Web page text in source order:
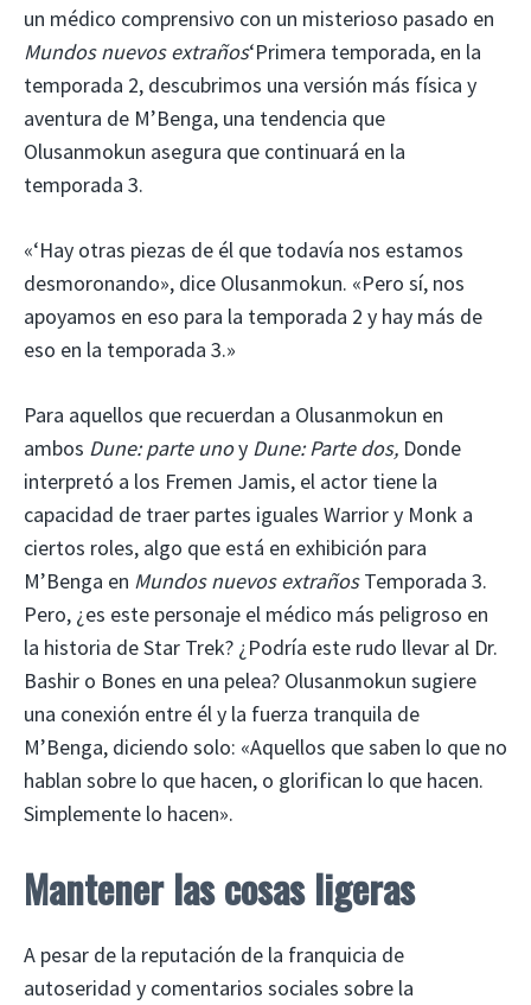
un médico comprensivo con un misterioso pasado en
Mundos nuevos extraños‘Primera temporada, en la
temporada 2, descubrimos una versión más física y
aventura de M’Benga, una tendencia que
Olusanmokun asegura que continuará en la
temporada 3.
«‘Hay otras piezas de él que todavía nos estamos
desmoronando», dice Olusanmokun. «Pero sí, nos
apoyamos en eso para la temporada 2 y hay más de
eso en la temporada 3.»
Para aquellos que recuerdan a Olusanmokun en
ambos Dune: parte unoy Dune: Parte dos, Donde
interpretó a los Fremen Jamis, el actor tiene la
capacidad de traer partes iguales Warrior y Monk a
ciertos roles, algo que está en exhibición para
M’Benga en Mundos nuevos extrañosTemporada 3.
Pero, ¿es este personaje el médico más peligroso en
la historia de Star Trek? ¿Podría este rudo llevar al Dr.
Bashir o Bones en una pelea? Olusanmokun sugiere
una conexión entre él y la fuerza tranquila de
M’Benga, diciendo solo: «Aquellos que saben lo que no
hablan sobre lo que hacen, o glorifican lo que hacen.
Simplemente lo hacen».
Mantener las cosas ligeras
A pesar de la reputación de la franquicia de
autoseridad y comentarios sociales sobre la